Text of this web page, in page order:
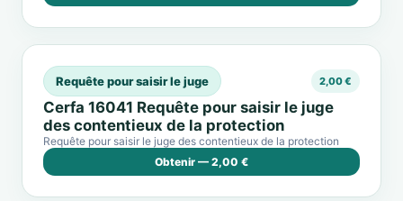
Requête pour saisir le juge 2,00 €
Cerfa 16041 Requête pour saisir le juge
des contentieux de la protection
Requête pour saisir le juge des contentieux de la protection
Obtenir — 2,00 €